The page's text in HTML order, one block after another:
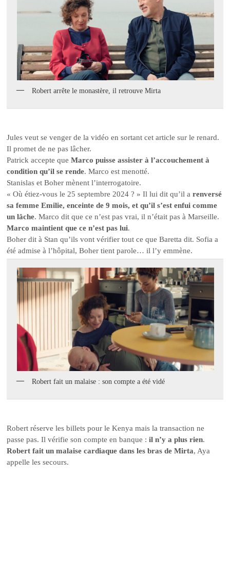
Robert arrête le monastère, il retrouve Mirta
Jules veut se venger de la vidéo en sortant cet article sur le renard.
Il promet de ne pas lâcher.
Patrick accepte queMarco puisse assister à l’accouchement à
condition qu’il se rende. Marco est menotté.
Stanislas et Boher mènent l’interrogatoire.
« Où étiez-vous le 25 septembre 2024 ? » Il lui dit qu’il arenversé
sa femme Emilie, enceinte de 9 mois, et qu’il s’est enfui comme
un lâche. Marco dit que ce n’est pas vrai, il n’était pas à Marseille.
Marco maintient que ce n’est pas lui.
Boher dit à Stan qu’ils vont vérifier tout ce que Baretta dit. Sofia a
été admise à l’hôpital, Boher tient parole… il l’y emmène.
Robert fait un malaise : son compte a été vidé
Robert réserve les billets pour le Kenya mais la transaction ne
passe pas. Il vérifie son compte en banque :il n’y a plus rien.
Robert fait un malaise cardiaque dans les bras de Mirta, Aya
appelle les secours.